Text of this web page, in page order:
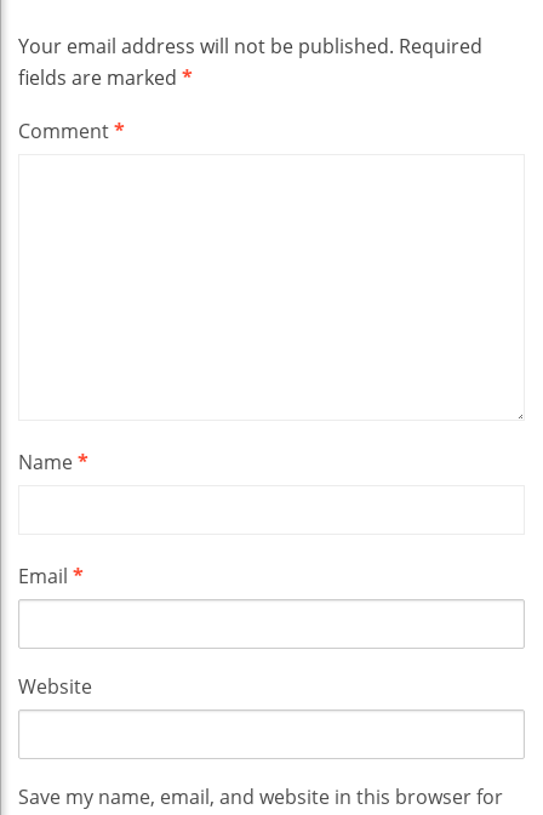
Your email address will not be published. Required
fields are marked *
Comment*
Name*
Email *
Website
Save my name, email, and website in this browser for